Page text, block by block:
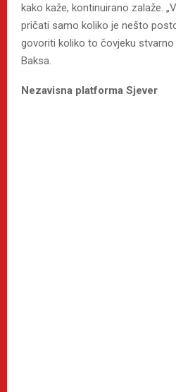
kako kaže, kontinuirano zalaže.
pričati samo koliko je nešto
govoriti koliko to čovjeku stvarno
Baksa.
Nezavisna platforma Sjever